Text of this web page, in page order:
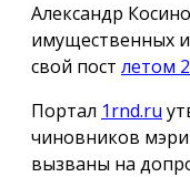
Александр
имущественных
свой пост летом
Портал 1rnd.ru
чиновников
вызваны на